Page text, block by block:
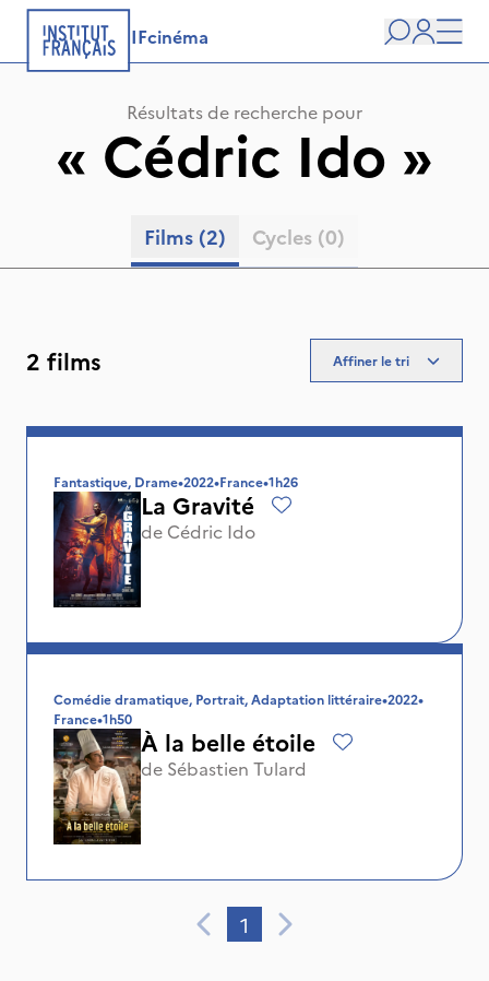
IFcinéma
user
Résultats de recherche pour
« Cédric Ido »
Films (2) Cycles (0)
2 films Affiner le tri
Fantastique, Drame•2022•France•1h26
La Gravité
de Cédric Ido
Comédie dramatique, Portrait, Adaptation littéraire•2022•
France•1h50
À la belle étoile
de Sébastien Tulard
1